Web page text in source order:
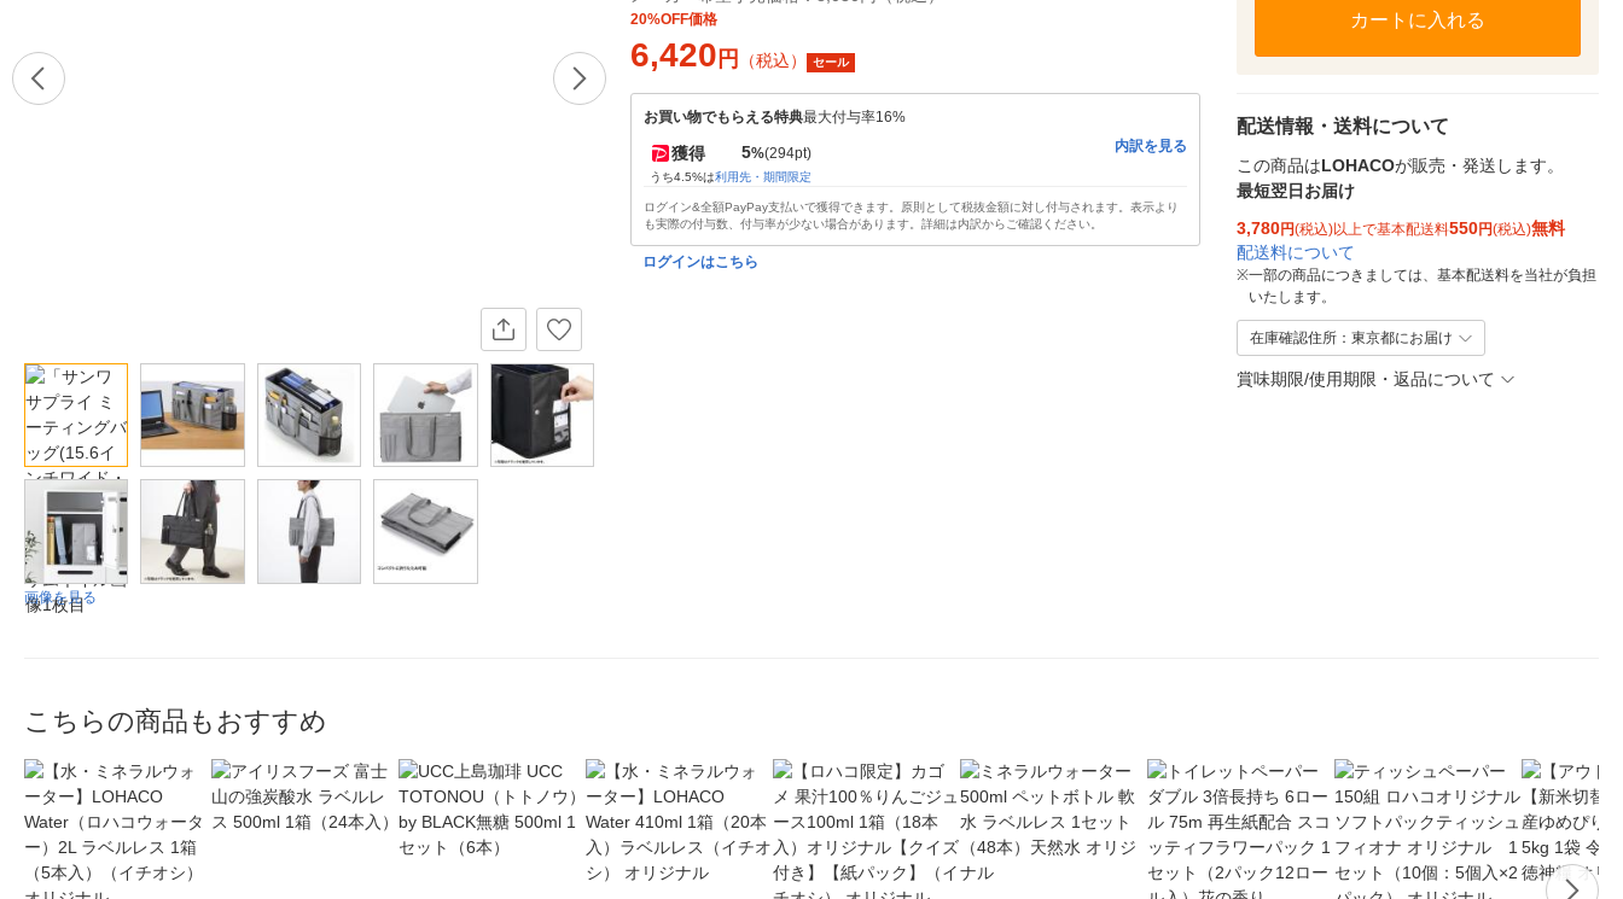
画像を見る
20%OFF価格
6,420 円 （税込） セール
お買い物でもらえる特典最大付与率16%
獲得 5%(294pt)
うち4.5%は利用先・期間限定
内訳を見る
ログイン&全額PayPay支払いで獲得できます。原則として税抜金額に対し付与されます。表示より
も実際の付与数、付与率が少ない場合があります。詳細は内訳からご確認ください。
ログインはこちら
カートに入れる
配送情報・送料について
この商品はLOHACOが販売・発送します。
最短翌日お届け
3,780円(税込)以上で基本配送料550円(税込)無料
配送料について
※一部の商品につきましては、基本配送料を当社が負担
いたします。
在庫確認住所：東京都にお届け
賞味期限/使用期限・返品について
こちらの商品もおすすめ